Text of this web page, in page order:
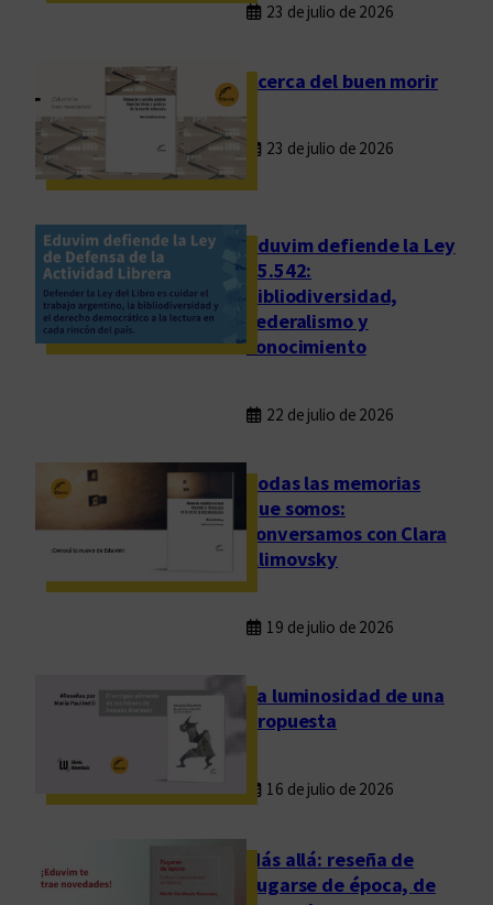
23 de julio de 2026
Acerca del buen morir
23 de julio de 2026
Eduvim defiende la Ley
25.542:
bibliodiversidad,
federalismo y
conocimiento
22 de julio de 2026
Todas las memorias
que somos:
conversamos con Clara
Klimovsky
19 de julio de 2026
La luminosidad de una
propuesta
16 de julio de 2026
Más allá: reseña de
Fugarse de época, de